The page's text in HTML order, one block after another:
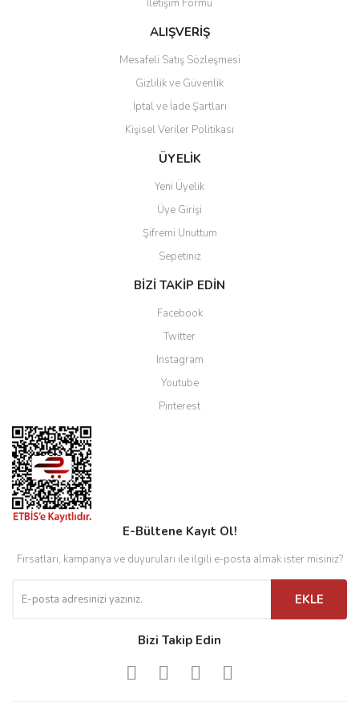
Ürün bilgilerinde hatalar bulunuyor.
Ürün fiyatı diğer sitelerden daha pahalı.
Gönder
İletişim Formu
ALIŞVERİŞ
Mesafeli Satış Sözleşmesi
Gizlilik ve Güvenlik
İptal ve İade Şartları
Kişisel Veriler Politikası
ÜYELİK
Yeni Üyelik
Üye Girişi
Şifremi Unuttum
Sepetiniz
BİZİ TAKİP EDİN
Facebook
Twitter
Instagram
Youtube
Pinterest
E-Bültene Kayıt Ol!
Fırsatları, kampanya ve duyuruları ile ilgili e-posta almak ister misiniz?
EKLE
Bizi Takip Edin